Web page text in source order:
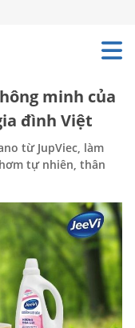
minh của
đình Việt
từ JupViec, làm
tự nhiên, thân